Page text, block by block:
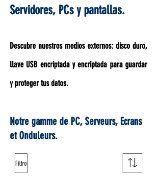
Servidores, PCs y pantallas.
Descubre nuestros medios externos: disco duro,
llave USB encriptada y encriptada para guardar
y proteger tus datos.
Notre gamme de PC, Serveurs, Ecrans
et Onduleurs.
Filtro